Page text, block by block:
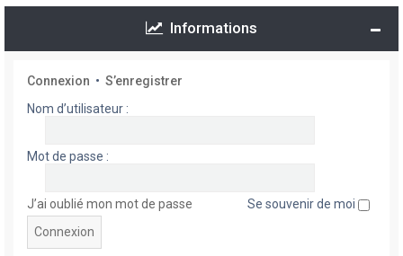
Informations
Connexion • S’enregistrer
Nom d’utilisateur :
Mot de passe :
J’ai oublié mon mot de passe Se souvenir de moi